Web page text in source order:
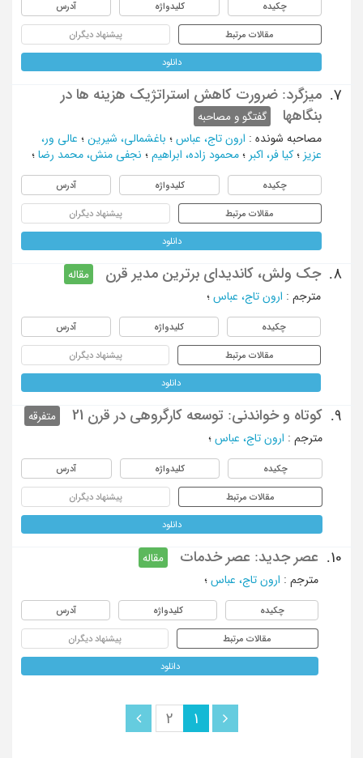
چکیده کلیدواژه آدرس
مقالات مرتبط پیشنهاد دیگران
دانلود
7.
میزگرد: ضرورت کاهش استراتژیک هزینه ها در
بنگاهها
گفتگو و مصاحبه
مصاحبه شونده : ارون تاج، عباس ؛ باغشمالی، شیرین ؛ عالی ور،
عزیز ؛ کیا فر، اکبر ؛ محمود زاده، ابراهیم ؛ نجفی منش، محمد رضا ؛
چکیده کلیدواژه آدرس
مقالات مرتبط پیشنهاد دیگران
دانلود
8. جک ولش، کاندیدای برترین مدیر قرن
مقاله
مترجم : ارون تاج، عباس ؛
چکیده کلیدواژه آدرس
مقالات مرتبط پیشنهاد دیگران
دانلود
9. کوتاه و خواندنی: توسعه کارگروهی در قرن 21
متفرقه
مترجم : ارون تاج، عباس ؛
چکیده کلیدواژه آدرس
مقالات مرتبط پیشنهاد دیگران
دانلود
10. عصر جدید: عصر خدمات
مقاله
مترجم : ارون تاج، عباس ؛
چکیده کلیدواژه آدرس
مقالات مرتبط پیشنهاد دیگران
دانلود
1
2